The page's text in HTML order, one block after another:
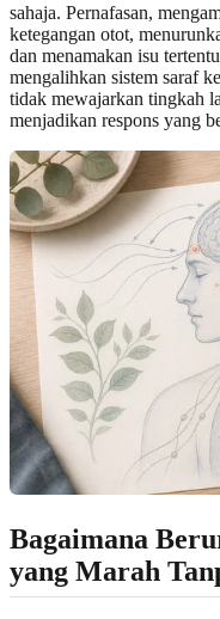
sahaja. Pernafasan,
ketegangan otot,
dan menamakan isu
mengalihkan sistem saraf
tidak mewajarkan tingkah
menjadikan respons yang
Bagaimana
yang Marah